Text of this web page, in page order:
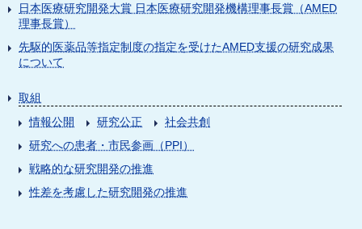
日本医療研究開発大賞 日本医療研究開発機構理事長賞（AMED
理事長賞）
先駆的医薬品等指定制度の指定を受けたAMED支援の研究成果
について
取組
情報公開
研究公正
社会共創
研究への患者・市民参画（PPI）
戦略的な研究開発の推進
性差を考慮した研究開発の推進